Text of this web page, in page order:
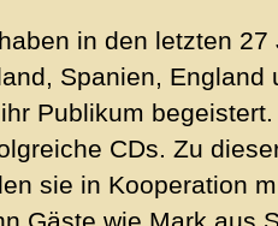
in den letzten
Spanien, England
Publikum
CDs. Zu
sie in Kooperation
Gäste wie Mark aus